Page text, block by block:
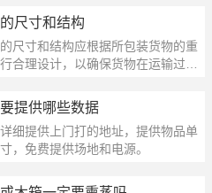
尺寸和结构
尺寸和结构应根据所包装货物的重
合理设计，以确保货物在运输过程
提供哪些数据
细提供上门打的地址，提供物品单
，免费提供场地和电源。